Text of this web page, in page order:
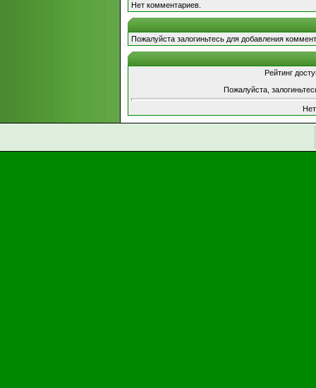
Нет комментариев.
Пожалуйста залогиньтесь для добавления
Рейтинг
Пожалуйста,